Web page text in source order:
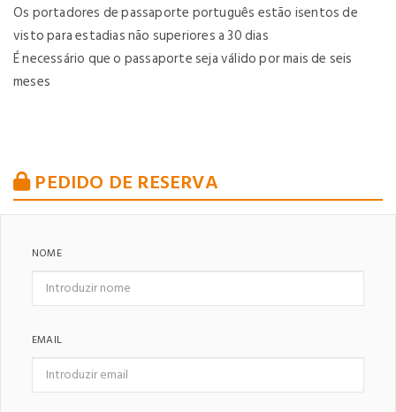
Os portadores de passaporte português estão isentos de
visto para estadias não superiores a 30 dias
É necessário que o passaporte seja válido por mais de seis
meses
PEDIDO DE RESERVA
NOME
EMAIL